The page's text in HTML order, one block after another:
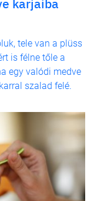
karjaiba
tele van a plüss
is félne tőle a
egy valódi medve
szalad felé.